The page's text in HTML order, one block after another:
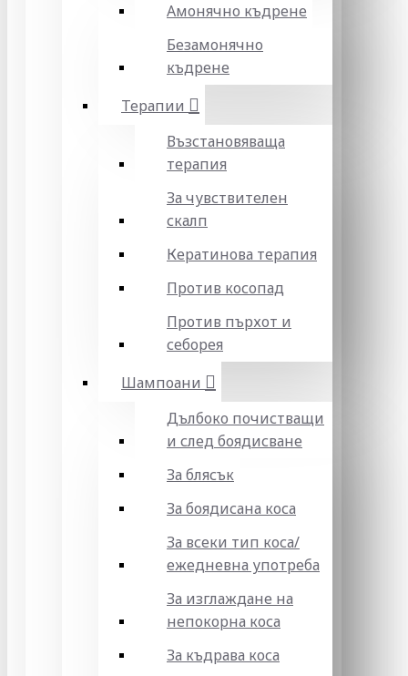
Амонячно къдрене
Безамонячно
къдрене
Терапии
Възстановяваща
терапия
За чувствителен
скалп
Кератинова терапия
Против косопад
Против пърхот и
себорея
Шампоани
Дълбоко почистващи
и след боядисване
За блясък
За боядисана коса
За всеки тип коса/
ежедневна употреба
За изглаждане на
непокорна коса
За къдрава коса